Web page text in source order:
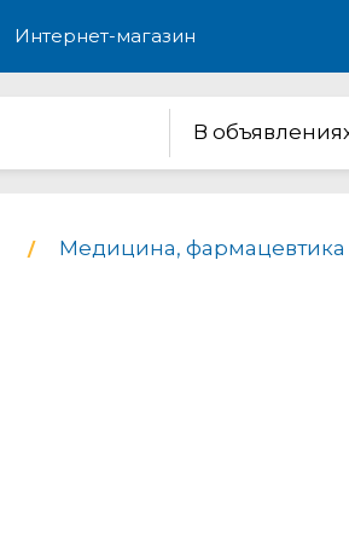
Интернет-магазин
В
Медицина, фармацевтика